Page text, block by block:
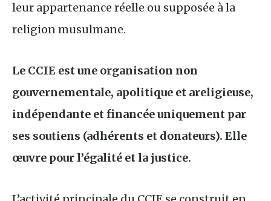
leur appartenance réelle ou supposée à la
religion musulmane.
Le CCIE est une organisation non
gouvernementale, apolitique et areligieuse,
indépendante et financée uniquement par
ses soutiens (adhérents et donateurs). Elle
œuvre pour l’égalité et la justice.